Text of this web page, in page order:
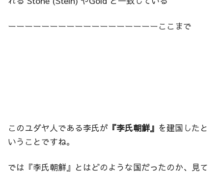
ーーーーーーーーーーーーーーーーーーここまで
このユダヤ人である李氏が 『李氏朝鮮』 を建国したと
いうことですね。
では『李氏朝鮮』とはどのような国だったのか、見て